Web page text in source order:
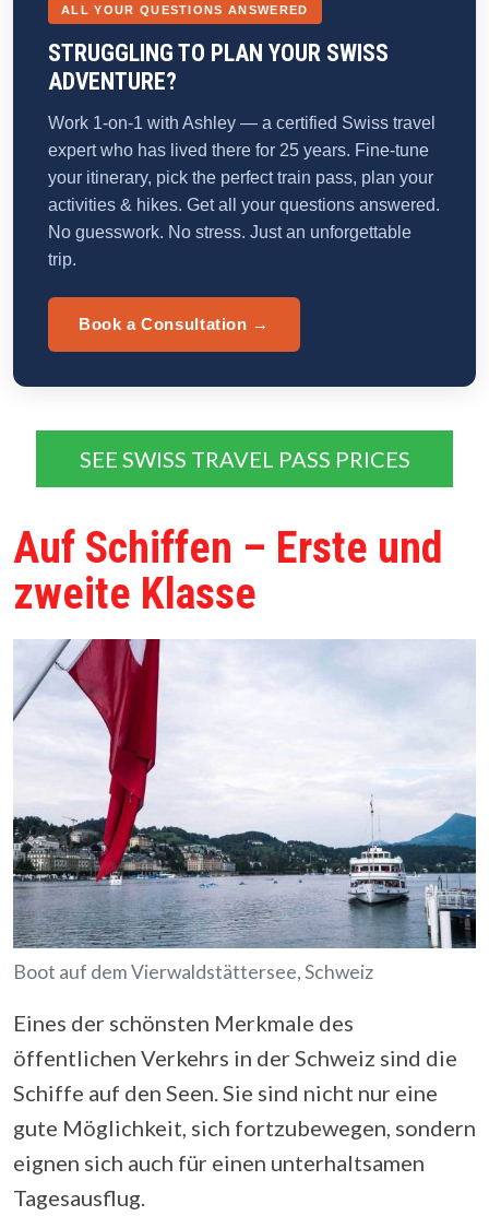
ALL YOUR QUESTIONS ANSWERED
STRUGGLING TO PLAN YOUR SWISS
ADVENTURE?
Work 1-on-1 with Ashley — a certified Swiss travel
expert who has lived there for 25 years. Fine-tune
your itinerary, pick the perfect train pass, plan your
activities & hikes. Get all your questions answered.
No guesswork. No stress. Just an unforgettable
trip.
Book a Consultation →
SEE SWISS TRAVEL PASS PRICES
Auf Schiffen – Erste und
zweite Klasse
Boot auf dem Vierwaldstättersee, Schweiz
Eines der schönsten Merkmale des
öffentlichen Verkehrs in der Schweiz sind die
Schiffe auf den Seen. Sie sind nicht nur eine
gute Möglichkeit, sich fortzubewegen, sondern
eignen sich auch für einen unterhaltsamen
Tagesausflug.